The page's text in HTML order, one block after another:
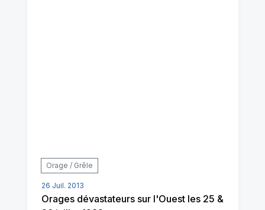
Orage / Grêle
26 Juil. 2013
Orages dévastateurs sur l'Ouest les 25 &